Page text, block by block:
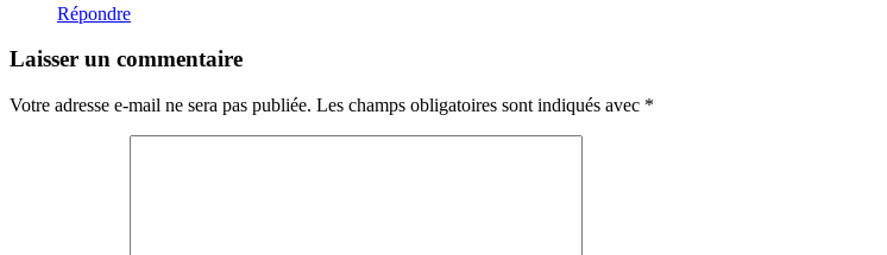
Répondre
Laisser un commentaire
Votre adresse e-mail ne sera pas publiée. Les champs obligatoires sont indiqués avec *